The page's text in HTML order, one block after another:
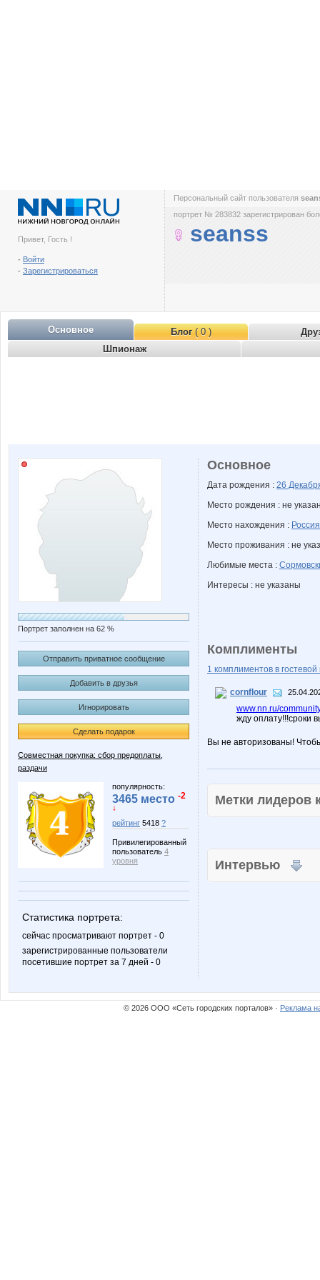
Привет, Гость !
- Войти
- Зарегистрироваться
Персональный сайт пользователя
портрет № 283832 зарегистрирован
seanss
Основное Блог( 0 )
Шпионаж
Портрет заполнен на 62 %
Отправить приватное сообщение
Добавить в друзья
Игнорировать
Сделать подарок
Совместная покупка: сбор предоплаты,
раздачи
популярность:
3465 место -2
↓
рейтинг 5418 ?
Привилегированный
пользователь 4
уровня
Статистика портрета:
сейчас просматривают портрет - 0
зарегистрированные пользователи
посетившие портрет за 7 дней - 0
Основное
Дата рождения : 26
Место рождения : не
Место нахождения : Россия
Место проживания : не
Любимые места :
Интересы : не указаны
Комплименты
1 комплиментов в гостевой
cornflour
www.nn.ru/
жду оплату!!!сроки
Вы не авторизованы!
Метки
Интервью
© 2026 ООО «Сеть городских порталов» · Реклама